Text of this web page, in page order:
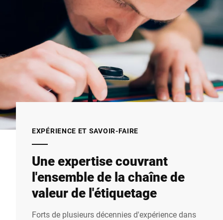
EXPÉRIENCE ET SAVOIR-FAIRE
Une expertise couvrant
l'ensemble de la chaîne de
valeur de l'étiquetage
Forts de plusieurs décennies d'expérience dans